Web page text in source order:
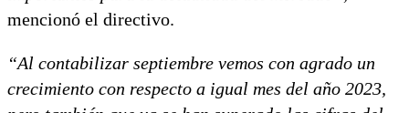
mencionó el directivo.
“Al contabilizar septiembre vemos con agrado un
crecimiento con respecto a igual mes del año 2023,